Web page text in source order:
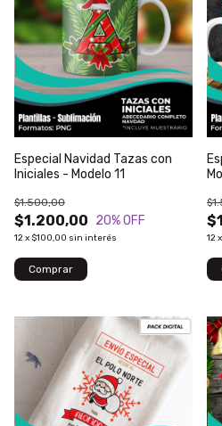
Especial Navidad Tazas con
Iniciales - Modelo 11
$1.200,00
$1.500,00
20% OFF
12x $100,00 sin interés 12x